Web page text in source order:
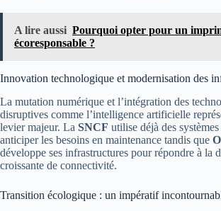
A lire aussi Pourquoi opter pour un
écoresponsable ?
Innovation technologique et modernisation des
La mutation numérique et l’intégration des
disruptives comme l’intelligence artificielle
levier majeur. La SNCF utilise déjà des
anticiper les besoins en maintenance tandis que
développe ses infrastructures pour répondre à la
croissante de connectivité.
Transition écologique : un impératif